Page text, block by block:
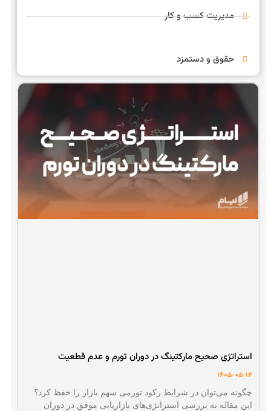
مدیریت کسب و کار
حقوق و دستمزد
استراتژی صحیح مارکتینگ در دوران تورم و عدم قطعیت
1405-05-14
چگونه می‌توان در شرایط رکود تورمی سهم بازار را حفظ کرد؟
این مقاله به بررسی استراتژی‌های بازاریابی موفق در دوران